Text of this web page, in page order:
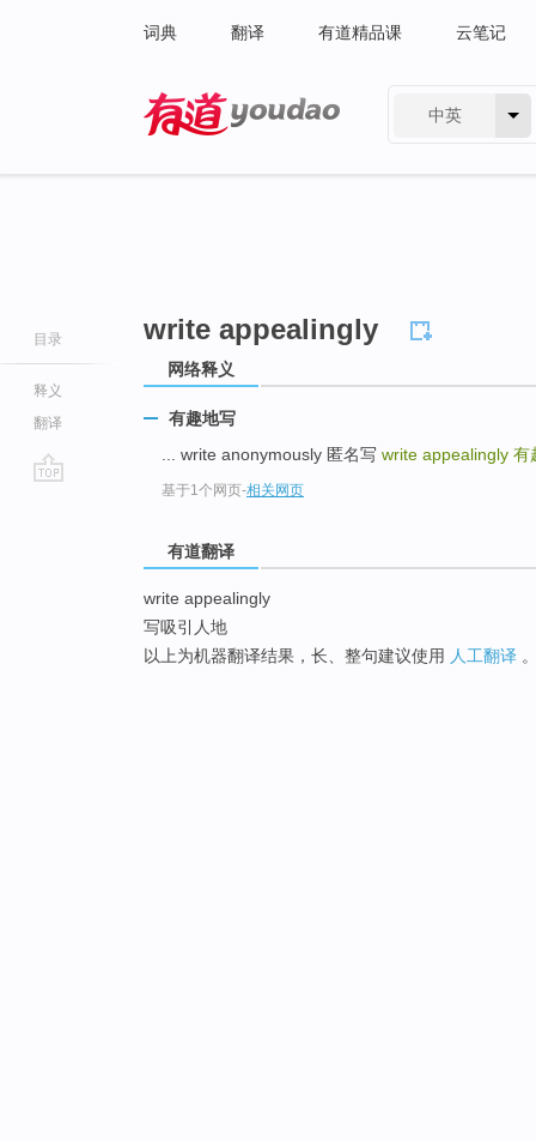
词典 翻译 有道精品课 云笔记
中英
目录
释义
翻译
write appealingly
网络释义
有趣地写
... write anonymously 匿名写 write appealingly 有
基于1个网页-相关网页
有道翻译
write appealingly
写吸引人地
以上为机器翻译结果，长、整句建议使用 人工翻译